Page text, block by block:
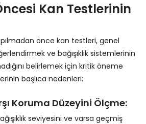
Kan Testlerinin
önce kan testleri, genel
ve bağışıklık sistemlerinin
belirlemek için kritik öneme
başlıca nedenleri:
Koruma Düzeyini Ölçme:
seviyesini ve varsa geçmiş